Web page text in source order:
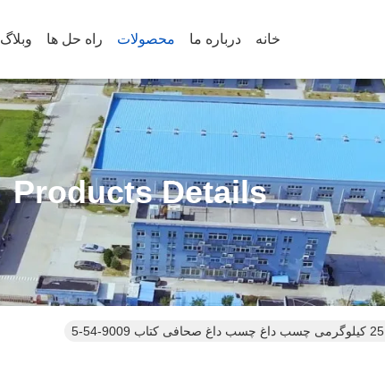
خانه درباره ما محصولات راه حل ها وبلاگ
Products Details